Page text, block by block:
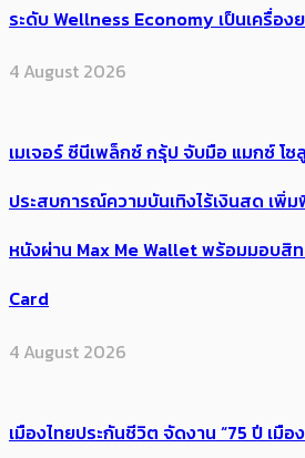
ระดับ Wellness Economy เป็นเครื่อง
4 August 2026
เมเจอร์ ซีนีเพล็กซ์ กรุ้ป จับมือ แมกซ์ โ
ประสบการณ์ความบันเทิงไร้เงินสด เพิ่ม
หนังผ่าน Max Me Wallet พร้อมมอบสิ
Card
4 August 2026
เมืองไทยประกันชีวิต จัดงาน “75 ปี เมื